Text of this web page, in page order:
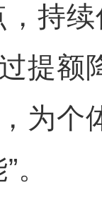
，持
提额
为个